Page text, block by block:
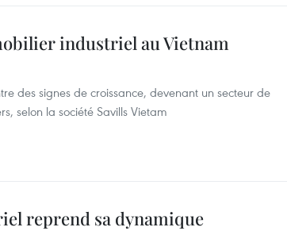
industriel au Vietnam
des signes de croissance, devenant un secteur de
selon la société Savills Vietam
reprend sa dynamique